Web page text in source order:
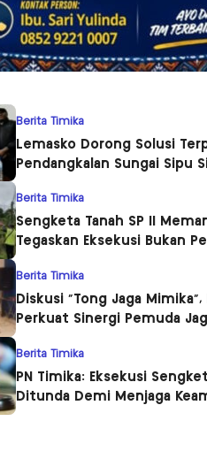
Berita Timika
Lemasko Dorong Solusi
Pendangkalan Sungai Sipu
Berita Timika
Sengketa Tanah SP II
Tegaskan Eksekusi Bukan
Berita Timika
Diskusi “Tong Jaga
Perkuat Sinergi Pemuda
Berita Timika
PN Timika: Eksekusi
Ditunda Demi Menjaga